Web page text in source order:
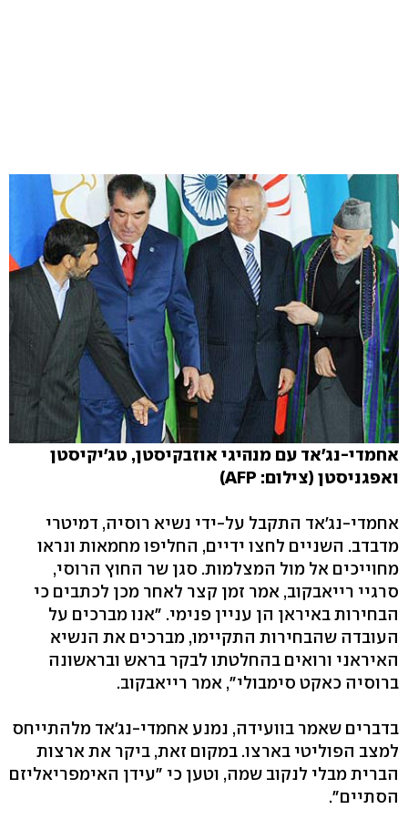
אחמדי-נג'אד עם מנהיגי אוזבקיסטן, טג'יקיסטן
ואפגניסטן (צילום: AFP)
אחמדי-נג'אד התקבל על-ידי נשיא רוסיה, דמיטרי
מדבדב. השניים לחצו ידיים, החליפו מחמאות ונראו
מחוייכים אל מול המצלמות. סגן שר החוץ הרוסי,
סרגיי רייאבקוב, אמר זמן קצר לאחר מכן לכתבים כי
הבחירות באיראן הן עניין פנימי. "אנו מברכים על
העובדה שהבחירות התקיימו, מברכים את הנשיא
האיראני ורואים בהחלטתו לבקר בראש ובראשונה
ברוסיה כאקט סימבולי", אמר רייאבקוב.
בדברים שאמר בוועידה, נמנע אחמדי-נג'אד מלהתייחס
למצב הפוליטי בארצו. במקום זאת, ביקר את ארצות
הברית מבלי לנקוב שמה, וטען כי "עידן האימפריאליזם
הסתיים".